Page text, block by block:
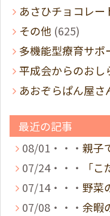
あさひチョコレー
その他 (625)
多機能型療育サポ
平成会からのおし
あおぞらぱん屋さ
最近の記事
08/01・・・ 親子
07/24・・・
「
07/14・・・ 野菜
07/08・・・ 余暇